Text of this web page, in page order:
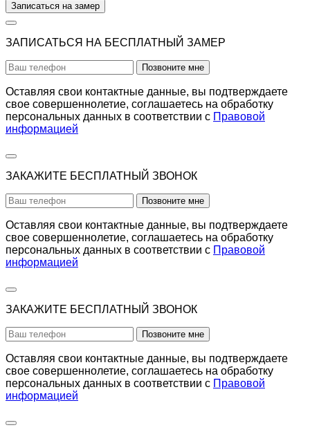
Записаться на замер
ЗАПИСАТЬСЯ НА БЕСПЛАТНЫЙ ЗАМЕР
Позвоните мне
Оставляя свои контактные данные, вы подтверждаете
свое совершеннолетие, соглашаетесь на обработку
персональных данных в соответствии с Правовой
информацией
ЗАКАЖИТЕ БЕСПЛАТНЫЙ ЗВОНОК
Позвоните мне
Оставляя свои контактные данные, вы подтверждаете
свое совершеннолетие, соглашаетесь на обработку
персональных данных в соответствии с Правовой
информацией
ЗАКАЖИТЕ БЕСПЛАТНЫЙ ЗВОНОК
Позвоните мне
Оставляя свои контактные данные, вы подтверждаете
свое совершеннолетие, соглашаетесь на обработку
персональных данных в соответствии с Правовой
информацией